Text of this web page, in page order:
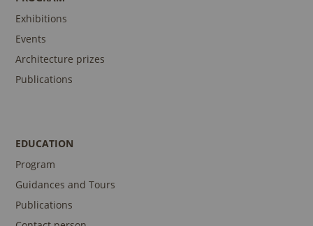
Exhibitions
Events
Architecture prizes
Publications
EDUCATION
Program
Guidances and Tours
Publications